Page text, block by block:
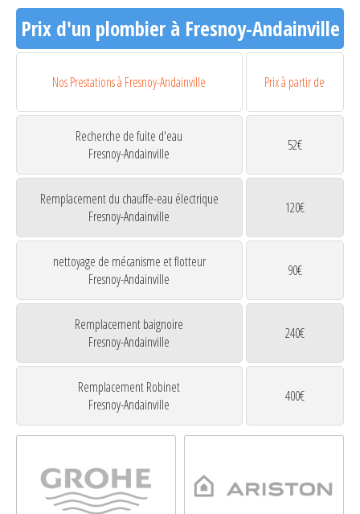
Prix d'un plombier à Fresnoy-Andainville
Nos Prestations à Fresnoy-Andainville Prix à partir de
Recherche de fuite d'eau
Fresnoy-Andainville
52€
Remplacement du chauffe-eau électrique
Fresnoy-Andainville
120€
nettoyage de mécanisme et flotteur
Fresnoy-Andainville
90€
Remplacement baignoire
Fresnoy-Andainville
240€
Remplacement Robinet
Fresnoy-Andainville
400€